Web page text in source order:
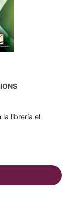
la librería el